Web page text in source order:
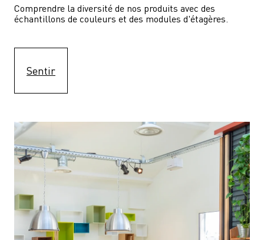
Comprendre la diversité de nos produits avec des
échantillons de couleurs et des modules d'étagères.
Sentir